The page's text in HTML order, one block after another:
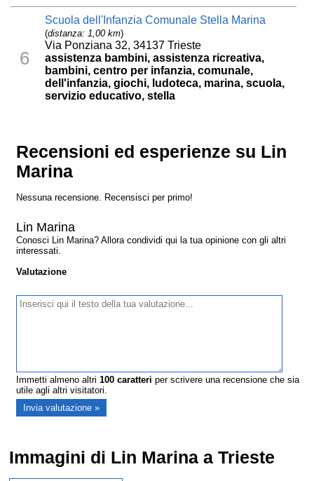
6
Scuola dell'Infanzia Comunale Stella Marina
(distanza: 1,00 km)
Via Ponziana 32, 34137 Trieste
assistenza bambini, assistenza ricreativa,
bambini, centro per infanzia, comunale,
dell'infanzia, giochi, ludoteca, marina, scuola,
servizio educativo, stella
Recensioni ed esperienze su Lin
Marina
Nessuna recensione. Recensisci per primo!
Lin Marina
Conosci Lin Marina? Allora condividi qui la tua opinione con gli altri
interessati.
Valutazione
Immetti almeno altri100 caratteri per scrivere una recensione che sia
utile agli altri visitatori.
Immagini di Lin Marina a Trieste